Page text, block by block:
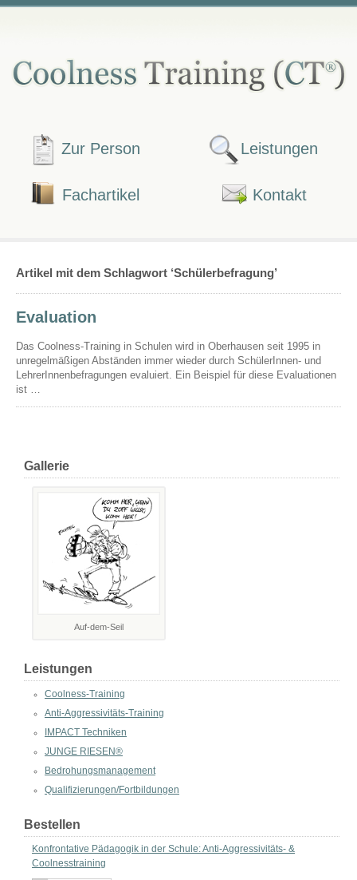
Zur Person Leistungen
Fachartikel Kontakt
Artikel mit dem Schlagwort ‘Schülerbefragung’
Evaluation
Das Coolness-Training in Schulen wird in Oberhausen seit 1995 in
unregelmäßigen Abständen immer wieder durch SchülerInnen- und
LehrerInnenbefragungen evaluiert. Ein Beispiel für diese Evaluationen
ist …
Gallerie
Auf-dem-Seil
Leistungen
Coolness-Training
Anti-Aggressivitäts-Training
IMPACT Techniken
JUNGE RIESEN®
Bedrohungsmanagement
Qualifizierungen/Fortbildungen
Bestellen
Konfrontative Pädagogik in der Schule: Anti-Aggressivitäts- &
Coolnesstraining